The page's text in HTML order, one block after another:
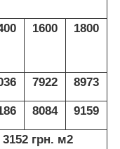
1600 1800
7922 8973
8084 9159
грн. м2